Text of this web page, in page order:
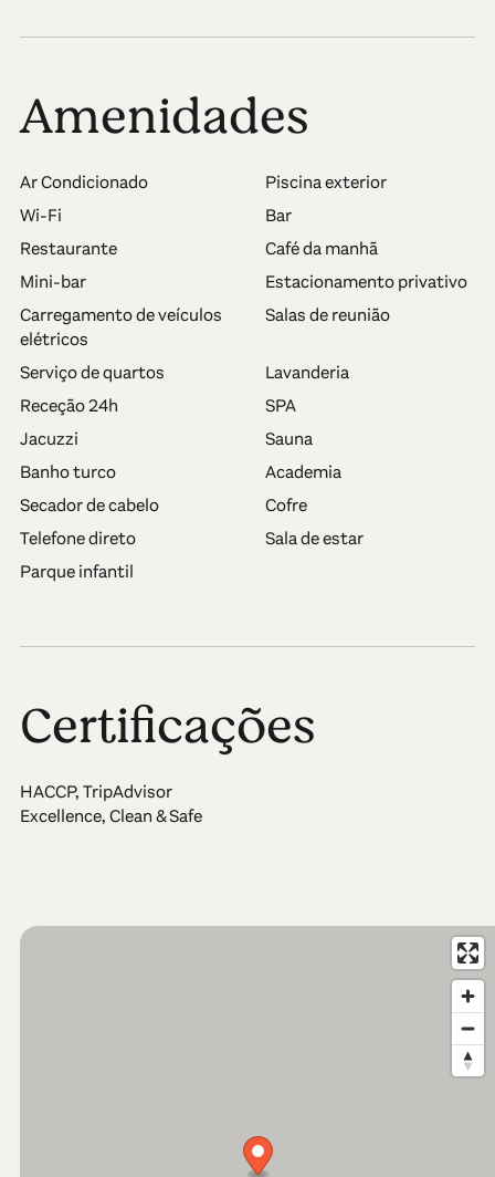
Amenidades
Ar Condicionado
Piscina exterior
Wi-Fi
Bar
Restaurante
Café da manhã
Mini-bar
Estacionamento privativo
Carregamento de veículos
elétricos
Salas de reunião
Serviço de quartos
Lavanderia
Receção 24h
SPA
Jacuzzi
Sauna
Banho turco
Academia
Secador de cabelo
Cofre
Telefone direto
Sala de estar
Parque infantil
Certificações
HACCP, TripAdvisor
Excellence, Clean & Safe